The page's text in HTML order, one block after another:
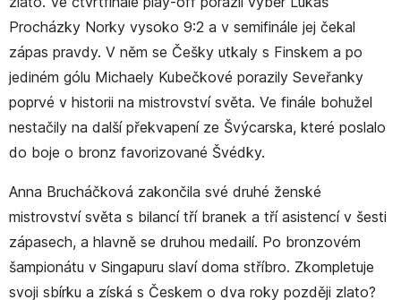
Procházky Norky vysoko 9:2 a v semifinále jej čekal
zápas pravdy. V něm se Češky utkaly s Finskem a po
jediném gólu Michaely Kubečkové porazily Seveřanky
poprvé v historii na mistrovství světa. Ve finále bohužel
nestačily na další překvapení ze Švýcarska, které poslalo
do boje o bronz favorizované Švédky.
Anna Brucháčková zakončila své druhé ženské
mistrovství světa s bilancí tří branek a tří asistencí v šesti
zápasech, a hlavně se druhou medailí. Po bronzovém
šampionátu v Singapuru slaví doma stříbro. Zkompletuje
svoji sbírku a získá s Českem o dva roky později zlato?